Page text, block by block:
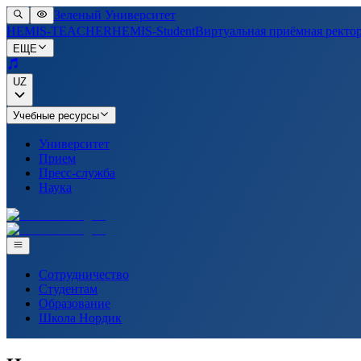
Зеленый Университет
HEMIS-TEACHERHEMIS-StudentВиртуальная приёмная
ЕЩЕ
UZ
Учебные ресурсы
Университет
Прием
Пресс-служба
Наука
Сотрудничество
Студентам
Образование
Школа Нордик